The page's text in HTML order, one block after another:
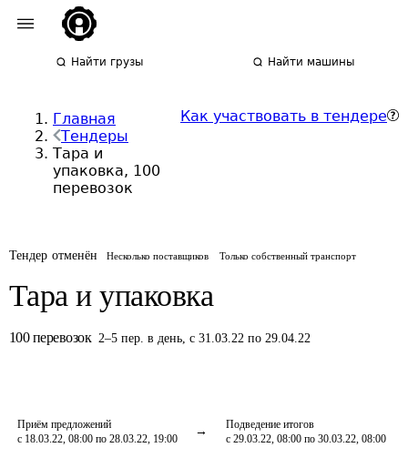
Найти грузы Найти машины
Главная
Тендеры
Тара и
упаковка, 100
перевозок
Как участвовать в тендере
Тендер отменён Несколько поставщиков Только собственный транспорт
Тара и упаковка
100 перевозок 2–5 пер. в день,с 31.03.22 по 29.04.22
Приём предложений
с 18.03.22, 08:00 по 28.03.22, 19:00
Подведение итогов
с 29.03.22, 08:00 по 30.03.22, 08:00